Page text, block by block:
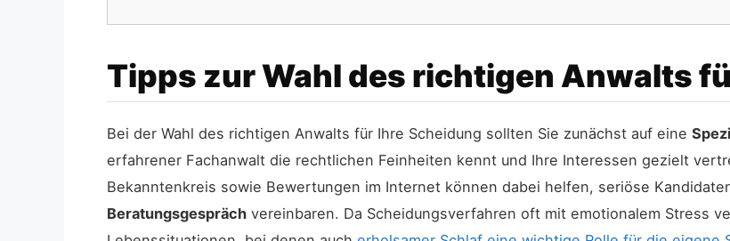
Tipps zur Wahl des richtigen Anwalts
Bei der Wahl des richtigen Anwalts für Ihre Scheidung sollten Sie zunächst auf eine
erfahrener Fachanwalt die rechtlichen Feinheiten kennt und Ihre Interessen gezielt
Bekanntenkreis sowie Bewertungen im Internet können dabei helfen, seriöse
Beratungsgespräch vereinbaren. Da Scheidungsverfahren oft mit emotionalem Stress